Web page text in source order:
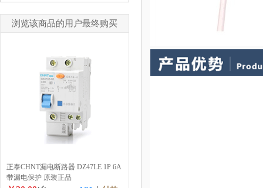
浏览该商品的用户最终购买
正泰CHNT漏电断路器 DZ47LE 1P 6A
带漏电保护 原装正品